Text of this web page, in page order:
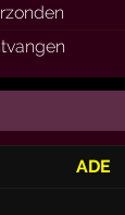
ADE